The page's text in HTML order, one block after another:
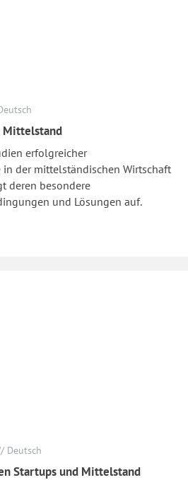
Mittelstand
erfolgreicher
der mittelständischen Wirtschaft
deren besondere
und Lösungen auf.
Deutsch
Startups und Mittelstand